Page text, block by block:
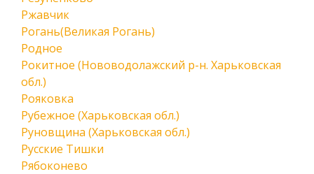
Ржавчик
Рогань(Великая Рогань)
Родное
Рокитное (Нововодолажский р-н. Харьковская
обл.)
Рояковка
Рубежное (Харьковская обл.)
Руновщина (Харьковская обл.)
Русские Тишки
Рябоконево